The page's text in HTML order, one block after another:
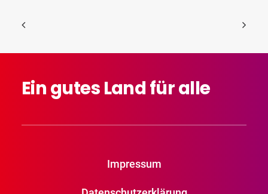
EingutesLandfüralle
Impressum